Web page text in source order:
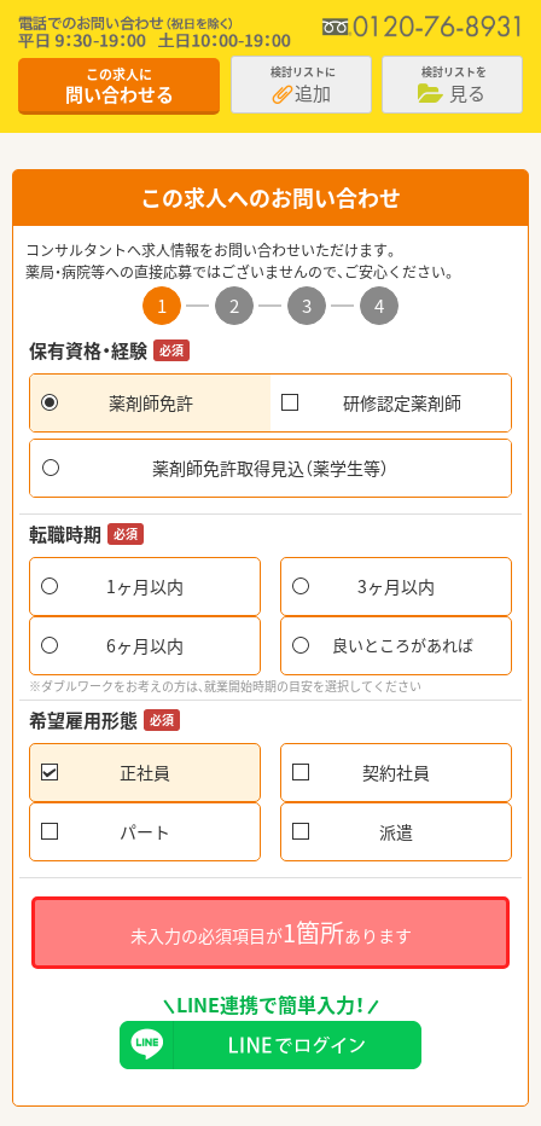
この求人に
問い合わせる
検討リストに
追加
検討リストを
見る
この求人へのお問い合わせ
コンサルタントへ求人情報をお問い合わせいただけます。
薬局・病院等への直接応募ではございませんので、ご安心ください。
1 2 3
4
保有資格・経験
必須
薬剤師免許 研修認定薬剤師
薬剤師免許取得見込（薬学生等）
転職時期 必須
1ヶ月以内 3ヶ月以内
6ヶ月以内 良いところがあれば
※ダブルワークをお考えの方は、就業開始時期の目安を選択してください
希望雇用形態 必須
正社員 契約社員
パート 派遣
未入力の必須項目が1箇所あります
LINE連携で簡単入力！